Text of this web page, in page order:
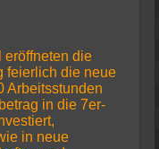
eröffneten die
feierlich die neue
Arbeitsstunden
in die 7er-
in neue